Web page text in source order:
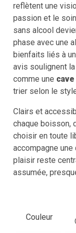
reflètent une
passion et le
sans alcool
phase avec une
bienfaits liés à
avis soulignent
comme une cave
trier selon le
Clairs et
chaque boisson,
choisir en toute
accompagne
plaisir reste
assumée,
Couleur